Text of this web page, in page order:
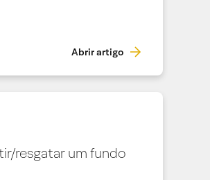
Abrir artigo
resgatar um fundo